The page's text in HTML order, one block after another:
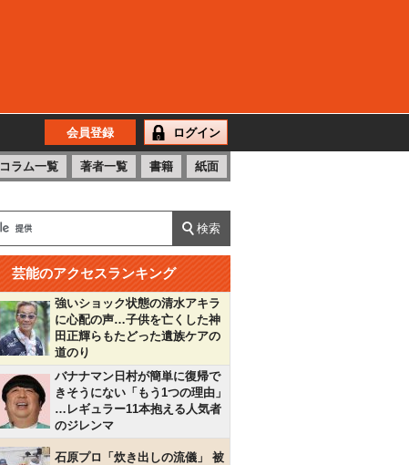
会員登録 ログイン
コラム一覧 著者一覧 書籍 紙面
芸能のアクセスランキング
強いショック状態の清水アキラ
に心配の声…子供を亡くした神
田正輝らもたどった遺族ケアの
道のり
バナナマン日村が簡単に復帰で
きそうにない「もう1つの理由」
…レギュラー11本抱える人気者
のジレンマ
石原プロ「炊き出しの流儀」 被